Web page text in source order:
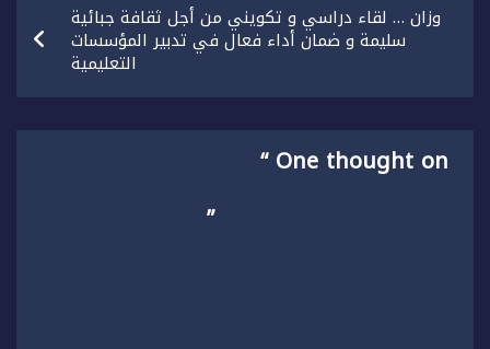
وزان … لقاء دراسي و تكويني من أجل ثقافة جبائية
سليمة و ضمان أداء فعال في تدبير المؤسسات
التعليمية
One thought on “
”